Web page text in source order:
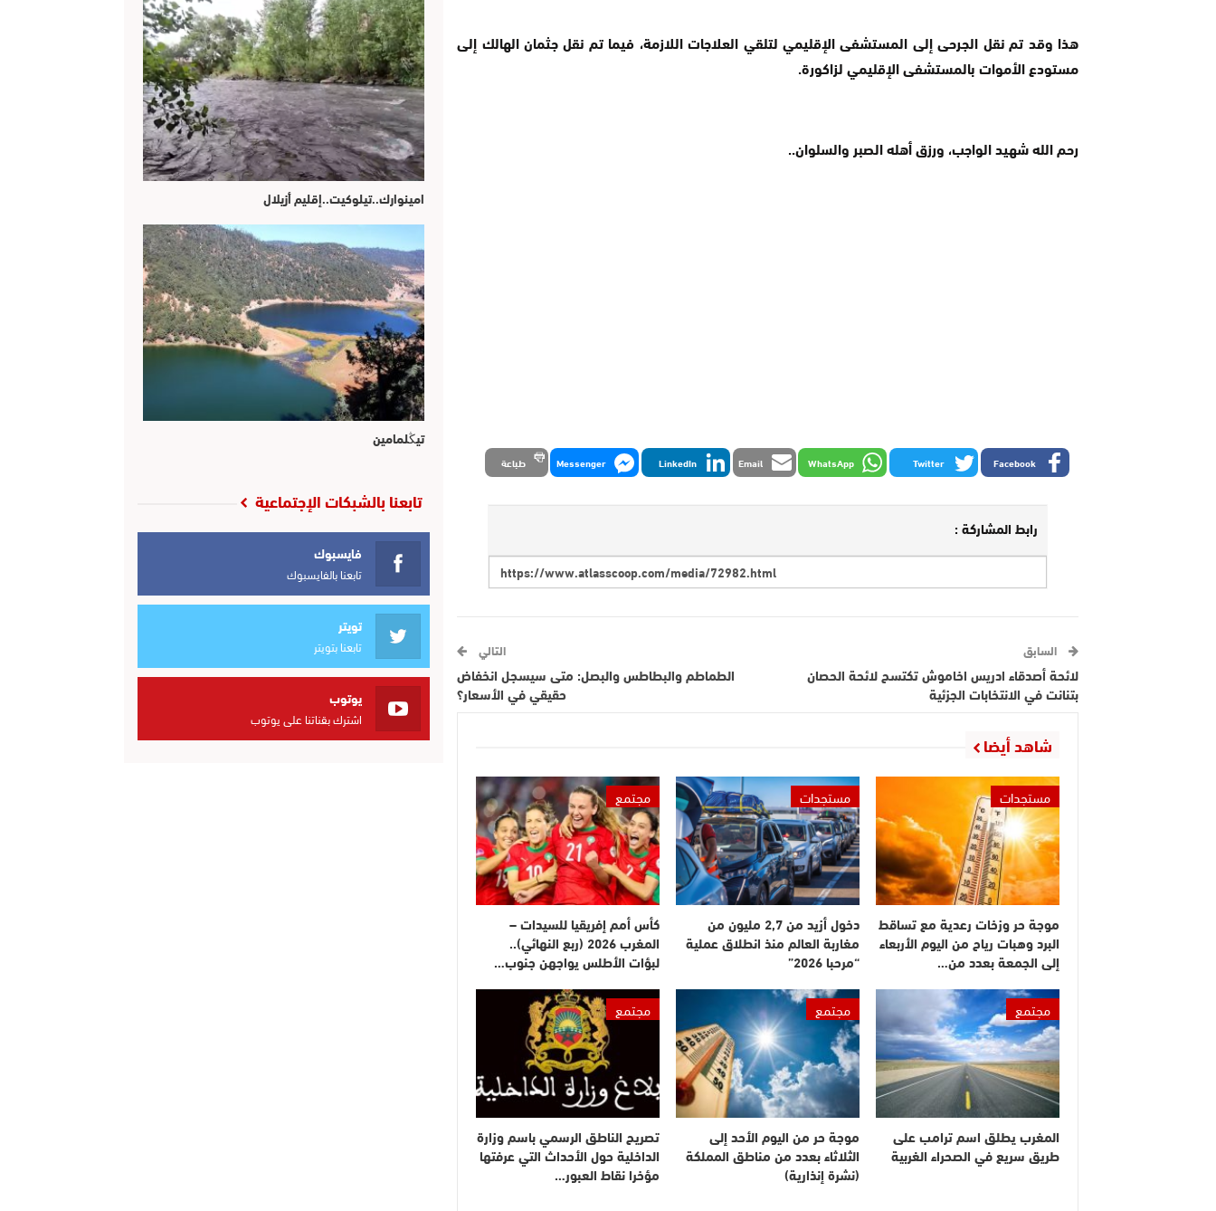
هذا وقد تم نقل الجرحى إلى المستشفى الإقليمي لتلقي العلاجات اللازمة، فيما تم نقل جثمان الهالك إلى
مستودع الأموات بالمستشفى الإقليمي لزاكورة.
رحم الله شهيد الواجب، ورزق أهله الصبر والسلوان..
Facebook
Twitter
WhatsApp
Email
LinkedIn
Messenger طباعة
رابط المشاركة :
السابق
لائحة أصدقاء ادريس اخاموش تكتسح لائحة الحصان
بتنانت في الانتخابات الجزئية
التالي
الطماطم والبطاطس والبصل: متى سيسجل انخفاض
حقيقي في الأسعار؟
شاهد أيضا
مستجدات
موجة حر وزخات رعدية مع تساقط
البرد وهبات رياح من اليوم الأربعاء
إلى الجمعة بعدد من…
مستجدات
دخول أزيد من 2,7 مليون من
مغاربة العالم منذ انطلاق عملية
“مرحبا 2026”
مجتمع
كأس أمم إفريقيا للسيدات –
المغرب 2026 (ربع النهائي)..
لبؤات الأطلس يواجهن جنوب…
مجتمع
المغرب يطلق اسم ترامب على
طريق سريع في الصحراء الغربية
مجتمع
موجة حر من اليوم الأحد إلى
الثلاثاء بعدد من مناطق المملكة
(نشرة إنذارية)
مجتمع
تصريح الناطق الرسمي باسم وزارة
الداخلية حول الأحداث التي عرفتها
مؤخرا نقاط العبور…
امينوارك..تيلوكيت..إقليم أزيلال
تيڭلمامين
تابعنا بالشبكات الإجتماعية
فايسبوك
تابعنا بالفايسبوك
تويتر
تابعنا بتويتر
يوتوب
اشترك بقناتنا على يوتوب